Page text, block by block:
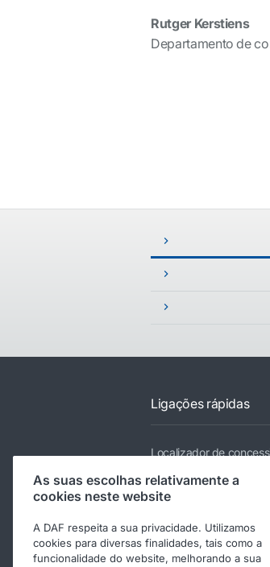
Rutger Kerstiens
Departamento de
Ligações rápidas
Localizador de
Camiões
Serviços
Notícias e multimédia
Trabalhar na DAF
As suas escolhas relativamente a
cookies neste website
A DAF respeita a sua privacidade. Utilizamos
cookies para diversas finalidades, tais como a
funcionalidade do website, melhorando a sua